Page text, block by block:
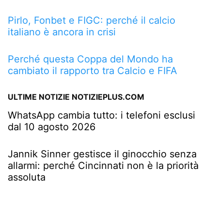
Pirlo, Fonbet e FIGC: perché il calcio
italiano è ancora in crisi
Perché questa Coppa del Mondo ha
cambiato il rapporto tra Calcio e FIFA
ULTIME NOTIZIE NOTIZIEPLUS.COM
WhatsApp cambia tutto: i telefoni esclusi
dal 10 agosto 2026
Jannik Sinner gestisce il ginocchio senza
allarmi: perché Cincinnati non è la priorità
assoluta